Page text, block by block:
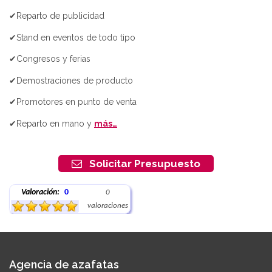
✔Reparto de publicidad
✔Stand en eventos de todo tipo
✔Congresos y ferias
✔Demostraciones de producto
✔Promotores en punto de venta
✔Reparto en mano y más…
Solicitar Presupuesto
Valoración: 0
0
valoraciones
Agencia de azafatas